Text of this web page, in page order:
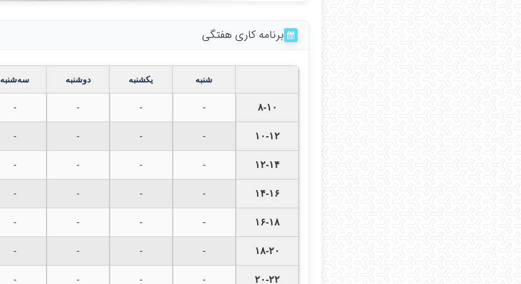
برنامه کاری هفتگی
شنبه یکشنبه دوشنبه سه‌شنبه
۸-۱۰ -
-
-
-
۱۰-۱۲ -
-
-
-
۱۲-۱۴ -
-
-
-
۱۴-۱۶ -
-
-
-
۱۶-۱۸ -
-
-
-
۱۸-۲۰ -
-
-
-
۲۰-۲۲ -
-
-
-